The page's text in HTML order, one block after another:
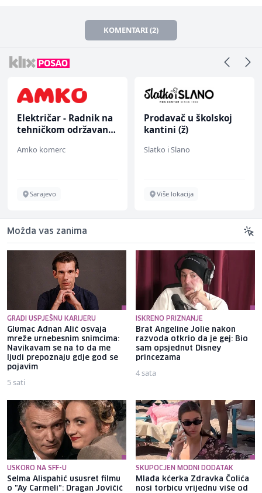
KOMENTARI (2)
Električar - Radnik na
tehničkom održavanju
Amko komerc
Sarajevo
Prodavač u školskoj
kantini (ž)
Slatko i Slano
Više lokacija
Možda vas zanima
GRADI USPJEŠNU KARIJERU
Glumac Adnan Alić osvaja
mreže urnebesnim snimcima:
Navikavam se na to da me
ljudi prepoznaju gdje god se
pojavim
5 sati
ISKRENO PRIZNANJE
Brat Angeline Jolie nakon
razvoda otkrio da je gej: Bio
sam opsjednut Disney
princezama
4 sata
USKORO NA SFF-U
Selma Alispahić ususret filmu
o "Ay Carmeli": Dragan Jovičić
SKUPOCJEN MODNI DODATAK
Mlađa kćerka Zdravka Čolića
nosi torbicu vrijednu više od